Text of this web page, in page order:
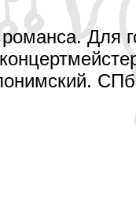
романса. Для